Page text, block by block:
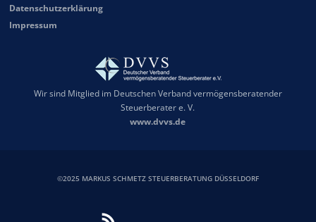
Datenschutzerklärung
Impressum
Wir sind Mitglied im Deutschen Verband vermögensberatender
Steuerberater e. V.
www.dvvs.de
©2025 MARKUS SCHMETZ STEUERBERATUNG DÜSSELDORF